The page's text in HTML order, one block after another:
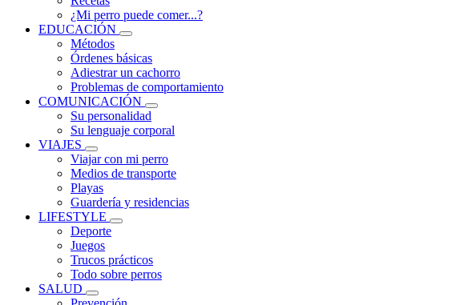
¿Mi perro puede comer...?
EDUCACIÓN
Métodos
Órdenes básicas
Adiestrar un cachorro
Problemas de comportamiento
COMUNICACIÓN
Su personalidad
Su lenguaje corporal
VIAJES
Viajar con mi perro
Medios de transporte
Playas
Guardería y residencias
LIFESTYLE
Deporte
Juegos
Trucos prácticos
Todo sobre perros
SALUD